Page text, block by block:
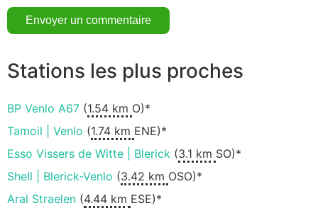
Stations les plus proches
BP Venlo A67 (1.54 km O)*
Tamoil | Venlo (1.74 km ENE)*
Esso Vissers de Witte | Blerick (3.1 km SO)*
Shell | Blerick-Venlo (3.42 km OSO)*
Aral Straelen (4.44 km ESE)*